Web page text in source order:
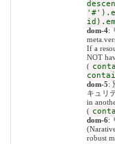
dom-4:
If a
NOT
(
dom-5:
キュリ
in
(
dom-6:
robust